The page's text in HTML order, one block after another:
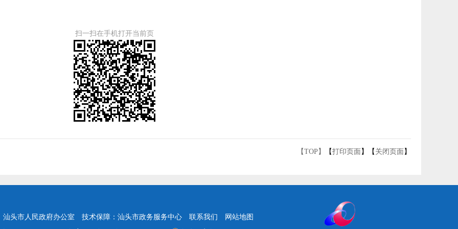
扫一扫在手机打开当前页
【TOP】 【打印页面 】【 关闭页面 】
汕头市人民政府办公室 技术保障：汕头市政务服务中心 联系我们
网站地图